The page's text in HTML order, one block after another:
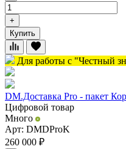
+
Купить
Для работы с "Честный
DM.Доставка Pro - пакет
Цифровой товар
Много
Арт: DMDProK
260 000 ₽